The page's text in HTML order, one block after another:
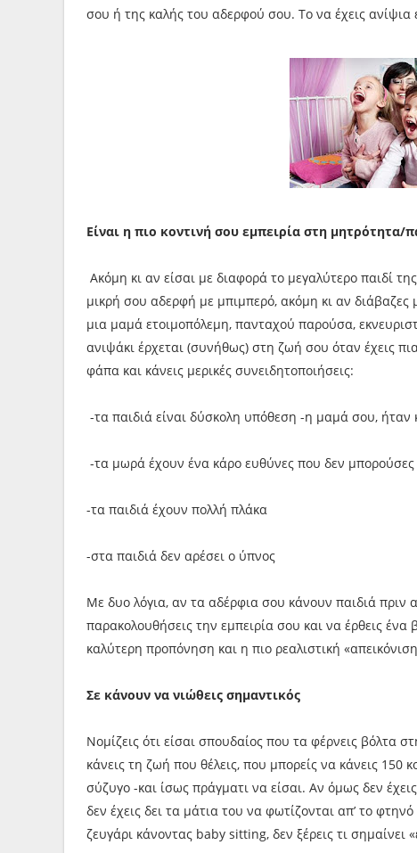
σου ή της καλής του αδερφού σου. Το να έχεις ανίψια
Είναι η πιο κοντινή σου εμπειρία στη μητρότητα/
Ακόμη κι αν είσαι με διαφορά το μεγαλύτερο παιδί
μικρή σου αδερφή με μπιμπερό, ακόμη κι αν
μια μαμά ετοιμοπόλεμη, πανταχού παρούσα,
ανιψάκι έρχεται (συνήθως) στη ζωή σου όταν έχεις
φάπα και κάνεις μερικές συνειδητοποιήσεις:
-τα παιδιά είναι δύσκολη υπόθεση -η μαμά σου,
-τα μωρά έχουν ένα κάρο ευθύνες που δεν
-τα παιδιά έχουν πολλή πλάκα
-στα παιδιά δεν αρέσει ο ύπνος
Με δυο λόγια, αν τα αδέρφια σου κάνουν παιδιά πριν
παρακολουθήσεις την εμπειρία σου και να έρθεις
καλύτερη προπόνηση και η πιο ρεαλιστική
Σε κάνουν να νιώθεις σημαντικός
Νομίζεις ότι είσαι σπουδαίος που τα φέρνεις βόλτα
κάνεις τη ζωή που θέλεις, που μπορείς να κάνεις 150
σύζυγο -και ίσως πράγματι να είσαι. Αν όμως δεν
δεν έχεις δει τα μάτια του να φωτίζονται απ’ το
ζευγάρι κάνοντας baby sitting, δεν ξέρεις τι σημαίνει